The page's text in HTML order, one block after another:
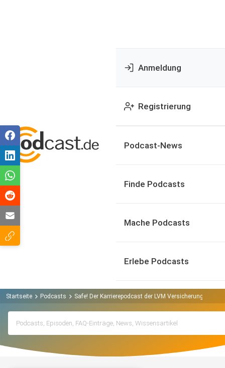
Anmeldung
Registrierung
Podcast-News
Finde Podcasts
Mache Podcasts
Erlebe Podcasts
Startseite Podcasts Safe! Der Karrierepodcast der LVM Versicherung